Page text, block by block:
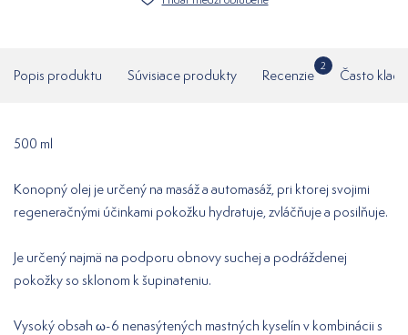
Popis produktu Súvisiace produkty Recenzie
2
Často
500 ml
Konopný olej je určený na masáž a automasáž, pri ktorej svojimi
regeneračnými účinkami pokožku hydratuje, zvláčňuje a posilňuje.
Je určený najmä na podporu obnovy suchej a podráždenej
pokožky so sklonom k šupinateniu.
Vysoký obsah ω-6 nenasýtených mastných kyselín v kombinácii s